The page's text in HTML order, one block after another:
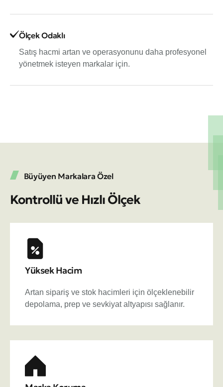
Ölçek Odaklı
Satış hacmi artan ve operasyonunu daha profesyonel
yönetmek isteyen markalar için.
Büyüyen Markalara Özel
Kontrollü ve Hızlı Ölçek
Yüksek Hacim
Artan sipariş ve stok hacimleri için ölçeklenebilir
depolama, prep ve sevkiyat altyapısı sağlanır.